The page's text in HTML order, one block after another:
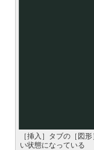
［挿入］タブの［図
い状態になっている